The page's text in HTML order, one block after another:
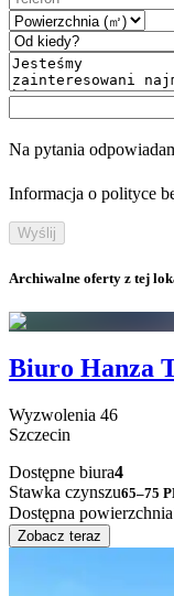
Na pytania
Informacja o polityce
Wyślij
Archiwalne oferty z tej
Biuro Hanza
Wyzwolenia 46
Szczecin
Dostępne biura4
Stawka czynszu65–75
Dostępna powierzchnia
Zobacz teraz